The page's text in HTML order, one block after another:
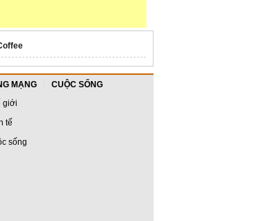
MẠNG
CUỘC SỐNG
giới
tế
sống